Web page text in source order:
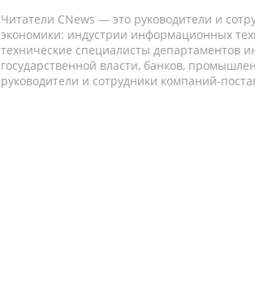
Читатели CNews — это руководители и
экономики: индустрии информационных
технические специалисты департаментов
государственной власти, банков,
руководители и сотрудники компаний-